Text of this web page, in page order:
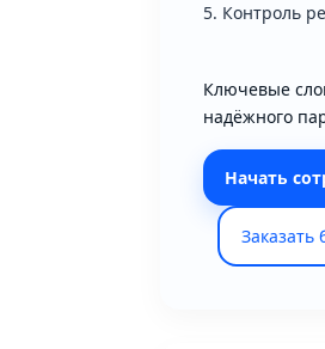
Контроль
Ключевые
надёжного
Начать
Заказать